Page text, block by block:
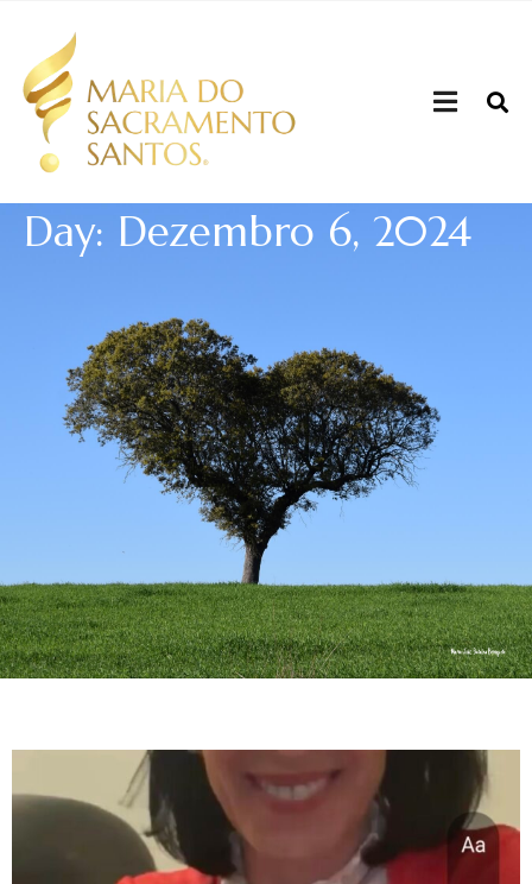
Day: Dezembro 6, 2024